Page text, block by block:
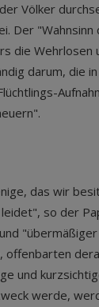
Völker
Der
die Wehrlosen
darum, die
das wir
so der
"übermäßiger
offenbarten
und
werde,